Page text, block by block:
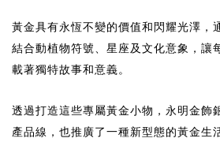
黃金具有永恆不變的價值和閃耀光澤，
結合動植物符號、星座及文化意象，讓
載著獨特故事和意義。
透過打造這些專屬黃金小物，永明金飾
產品線，也推廣了一種新型態的黃金生